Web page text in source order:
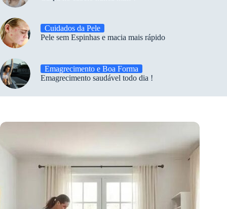
Cuidados da Pele
Pele sem Espinhas e macia mais rápido
Emagrecimento e Boa Forma
Emagrecimento saudável todo dia !